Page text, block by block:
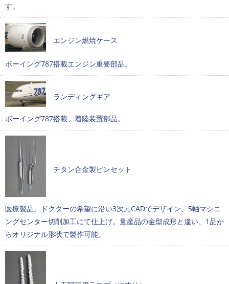
す。
エンジン燃焼ケース
ボーイング787搭載エンジン重要部品。
ランディングギア
ボーイング787搭載、着陸装置部品。
チタン合金製ピンセット
医療製品。ドクターの希望に沿い3次元CADでデザイン、5軸マシニ
ングセンター切削加工にて仕上げ。量産品の金型成形と違い、1品か
らオリジナル形状で製作可能。